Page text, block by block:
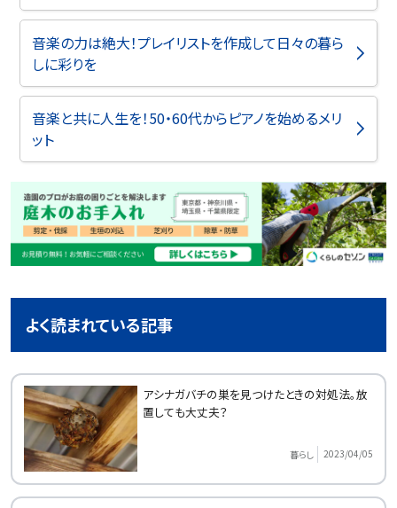
音楽の力は絶大！プレイリストを作成して日々の暮ら
しに彩りを
音楽と共に人生を！50・60代からピアノを始めるメリ
ット
よく読まれている記事
アシナガバチの巣を見つけたときの対処法。放
置しても大丈夫？
暮らし 2023/04/05